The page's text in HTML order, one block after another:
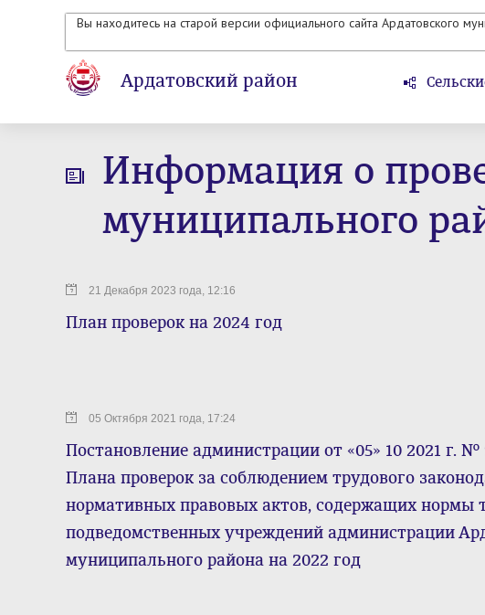
Вы находитесь на старой версии официального сайта Ардатовского
Ардатовский район
Информация о
муниципального
21 Декабря 2023 года, 12:16
План проверок на 2024 год
05 Октября 2021 года, 17:24
Постановление администрации от «05» 10 2021 г.
Плана проверок за соблюдением трудового
нормативных правовых актов, содержащих нормы
подведомственных учреждений администрации
муниципального района на 2022 год